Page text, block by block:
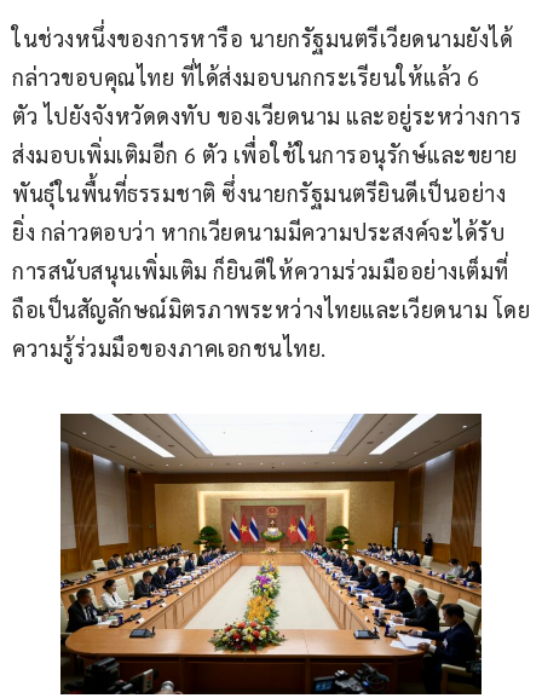
ในช่วงหนึ่งของการหารือ นายกรัฐมนตรีเวียดนามยังได้
กล่าวขอบคุณไทย ที่ได้ส่งมอบนกกระเรียนให้แล้ว 6
ตัว ไปยังจังหวัดดงทับ ของเวียดนาม และอยู่ระหว่างการ
ส่งมอบเพิ่มเติมอีก 6 ตัว เพื่อใช้ในการอนุรักษ์และขยาย
พันธุ์ในพื้นที่ธรรมชาติ ซึ่งนายกรัฐมนตรียินดีเป็นอย่าง
ยิ่ง กล่าวตอบว่า หากเวียดนามมีความประสงค์จะได้รับ
การสนับสนุนเพิ่มเติม ก็ยินดีให้ความร่วมมืออย่างเต็มที่
ถือเป็นสัญลักษณ์มิตรภาพระหว่างไทยและเวียดนาม โดย
ความรู้ร่วมมือของภาคเอกชนไทย.